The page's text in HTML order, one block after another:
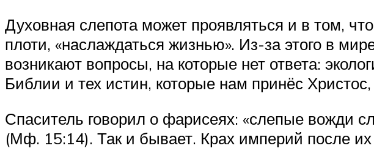
Духовная слепота может проявляться и в том,
плоти, «наслаждаться жизнью». Из-за этого в
возникают вопросы, на которые нет ответа:
Библии и тех истин, которые нам принёс
Спаситель говорил о фарисеях: «слепые вожди
(Мф. 15:14). Так и бывает. Крах империй после